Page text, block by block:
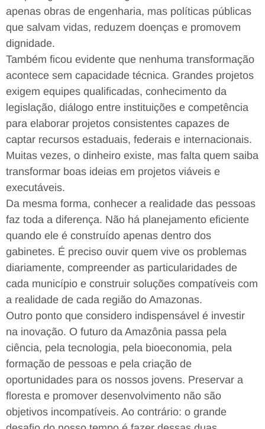
apenas obras de engenharia, mas políticas públicas
que salvam vidas, reduzem doenças e promovem
dignidade.
Também ficou evidente que nenhuma transformação
acontece sem capacidade técnica. Grandes projetos
exigem equipes qualificadas, conhecimento da
legislação, diálogo entre instituições e competência
para elaborar projetos consistentes capazes de
captar recursos estaduais, federais e internacionais.
Muitas vezes, o dinheiro existe, mas falta quem saiba
transformar boas ideias em projetos viáveis e
executáveis.
Da mesma forma, conhecer a realidade das pessoas
faz toda a diferença. Não há planejamento eficiente
quando ele é construído apenas dentro dos
gabinetes. É preciso ouvir quem vive os problemas
diariamente, compreender as particularidades de
cada município e construir soluções compatíveis com
a realidade de cada região do Amazonas.
Outro ponto que considero indispensável é investir
na inovação. O futuro da Amazônia passa pela
ciência, pela tecnologia, pela bioeconomia, pela
formação de pessoas e pela criação de
oportunidades para os nossos jovens. Preservar a
floresta e promover desenvolvimento não são
objetivos incompatíveis. Ao contrário: o grande